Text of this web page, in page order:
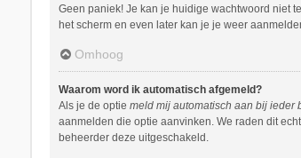
Geen paniek! Je kan je huidige wachtwoord niet
het scherm en even later kan je je weer
Omhoog
Waarom word ik automatisch afgemeld?
Als je de optie meld mij automatisch aan bij ieder
aanmelden die optie aanvinken. We raden dit
beheerder deze uitgeschakeld.